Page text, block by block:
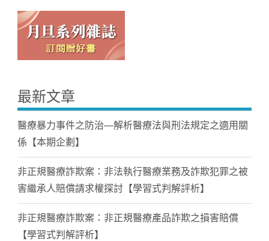
最新文章
醫療暴力事件之防治—解析醫療法與刑法規定之適用關
係【本期企劃】
非正規醫療詐欺案：非法執行醫療業務及詐欺犯罪之被
害繼承人賠償請求權探討【學習式判解評析】
非正規醫療詐欺案：非正規醫療產品詐欺之損害賠償
【學習式判解評析】